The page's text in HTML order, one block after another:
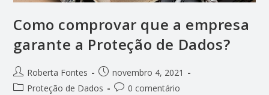
Como comprovar que a empresa
garante a Proteção de Dados?
Roberta Fontes
novembro 4, 2021
Proteção de Dados
0 comentário